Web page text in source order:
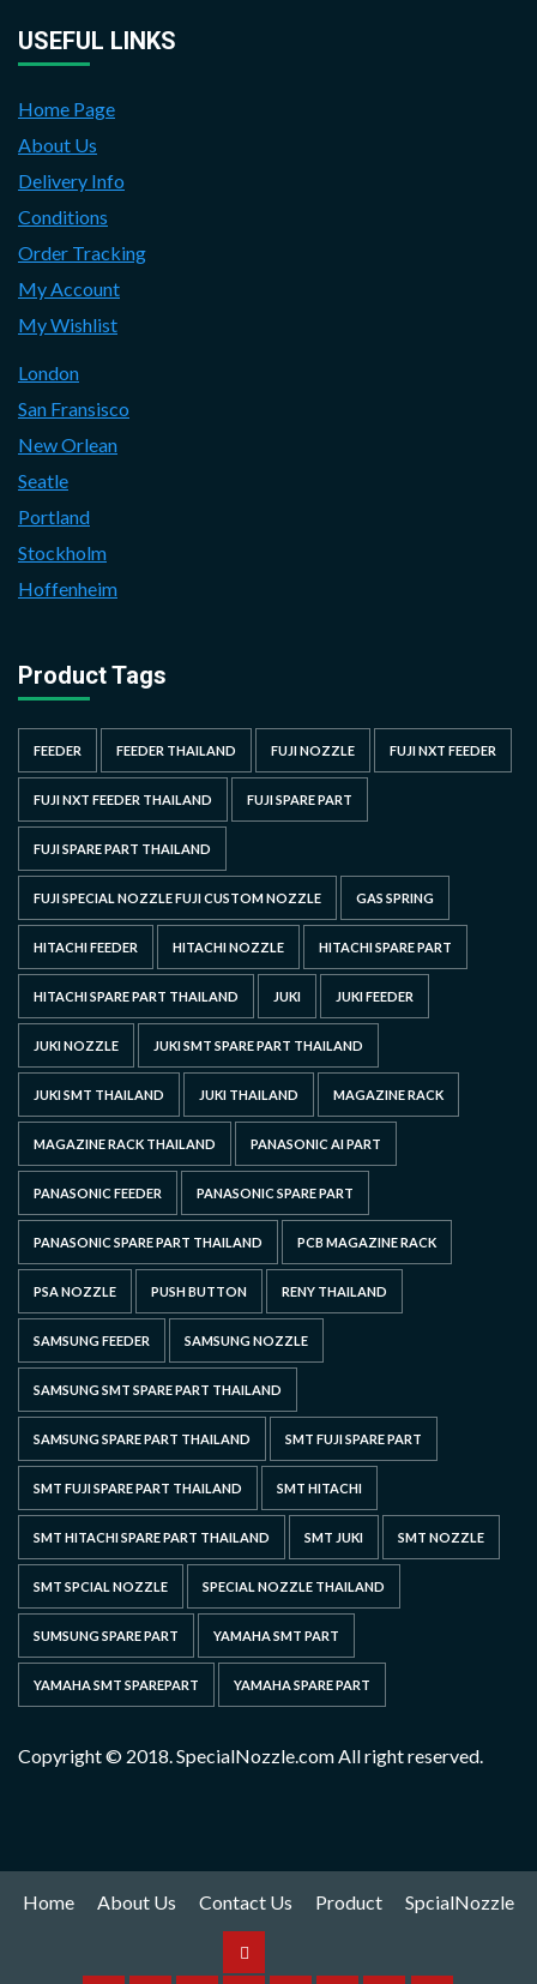
USEFUL LINKS
Home Page
About Us
Delivery Info
Conditions
Order Tracking
My Account
My Wishlist
London
San Fransisco
New Orlean
Seatle
Portland
Stockholm
Hoffenheim
Product Tags
FEEDER FEEDER THAILAND FUJI NOZZLE FUJI NXT FEEDER
FUJI NXT FEEDER THAILAND FUJI SPARE PART
FUJI SPARE PART THAILAND
FUJI SPECIAL NOZZLE FUJI CUSTOM NOZZLE GAS SPRING
HITACHI FEEDER HITACHI NOZZLE HITACHI SPARE PART
HITACHI SPARE PART THAILAND JUKI JUKI FEEDER
JUKI NOZZLE JUKI SMT SPARE PART THAILAND
JUKI SMT THAILAND JUKI THAILAND MAGAZINE RACK
MAGAZINE RACK THAILAND PANASONIC AI PART
PANASONIC FEEDER PANASONIC SPARE PART
PANASONIC SPARE PART THAILAND PCB MAGAZINE RACK
PSA NOZZLE PUSH BUTTON RENY THAILAND
SAMSUNG FEEDER SAMSUNG NOZZLE
SAMSUNG SMT SPARE PART THAILAND
SAMSUNG SPARE PART THAILAND SMT FUJI SPARE PART
SMT FUJI SPARE PART THAILAND SMT HITACHI
SMT HITACHI SPARE PART THAILAND SMT JUKI SMT NOZZLE
SMT SPCIAL NOZZLE SPECIAL NOZZLE THAILAND
SUMSUNG SPARE PART YAMAHA SMT PART
YAMAHA SMT SPAREPART YAMAHA SPARE PART
Copyright © 2018. SpecialNozzle.com All right reserved.
Home About Us Contact Us Product SpcialNozzle
Product